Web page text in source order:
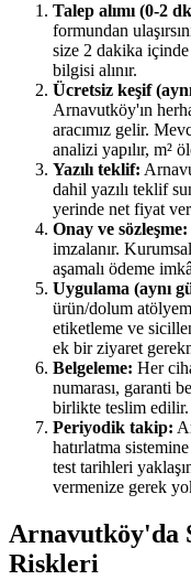
Talep alımı (0-2
formundan
size 2 dakika
bilgisi alınır.
Ücretsiz keşif
Arnavutköy'ın
aracımız gelir.
analizi yapılır, m²
Yazılı teklif:
dahil yazılı teklif
yerinde net fiyat
Onay ve sözleşme:
imzalanır.
aşamalı ödeme
Uygulama (aynı
ürün/dolum
etiketleme ve
ek bir ziyaret
Belgeleme: Her
numarası, garanti
birlikte teslim edilir.
Periyodik takip:
hatırlatma
test tarihleri
vermenize gerek
Arnavutköy'da
Riskleri